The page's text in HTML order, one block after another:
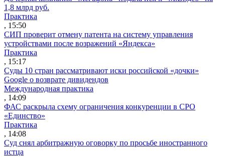
1,8 млрд руб.
Практика
, 15:50
СИП проверит отмену патента на систему управления
устройствами после возражений «Яндекса»
Практика
, 15:17
Суды 10 стран рассматривают иски российской «дочки»
Google о возврате дивидендов
Международная практика
, 14:09
ФАС раскрыла схему ограничения конкуренции в СРО
«Единство»
Практика
, 14:08
Суд снял арбитражную оговорку по просьбе иностранного
истца